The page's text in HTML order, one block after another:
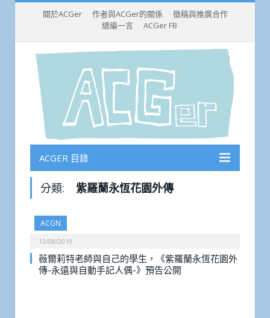
關於ACGer 作者與ACGer的關係
徵稿與推廣合作
總編一言
ACGer FB
ACGER 目錄
分類: 紫羅蘭永恆花園外傳
ACGN
13/08/2019
薇爾莉特老師與自己的學生，《紫羅蘭永恆花園外
傳-永遠與自動手記人偶-》預告公開